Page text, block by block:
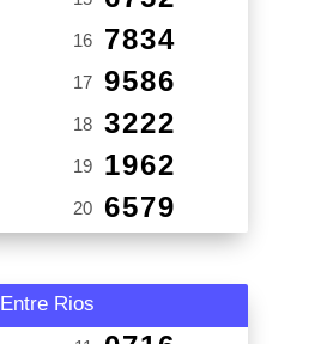
16 7834
17 9586
18 3222
19 1962
20 6579
Entre Rios